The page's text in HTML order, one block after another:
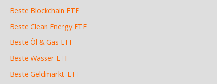
Beste Blockchain ETF
Beste Clean Energy ETF
Beste Öl & Gas ETF
Beste Wasser ETF
Beste Geldmarkt-ETF